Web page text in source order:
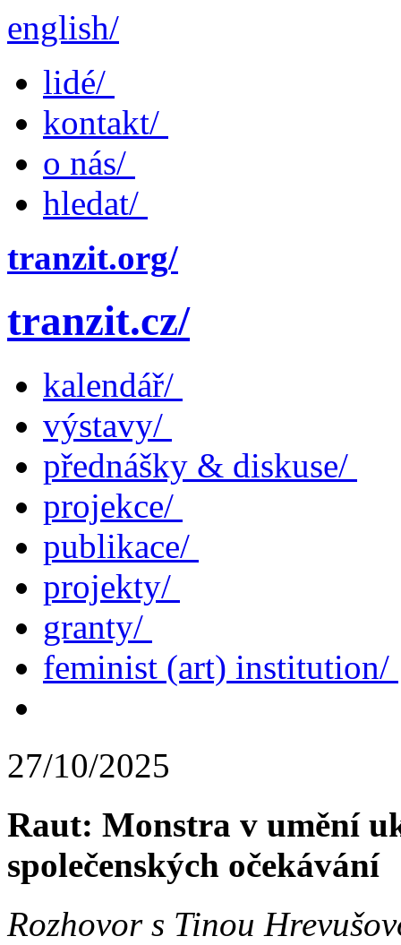
english/
lidé/
kontakt/
o nás/
hledat/
tranzit.org/
tranzit.cz/
kalendář/
výstavy/
přednášky & diskuse/
projekce/
publikace/
projekty/
granty/
feminist (art) institution/
27/10/2025
Raut: Monstra v umění
společenských očekávání
Rozhovor s Tinou